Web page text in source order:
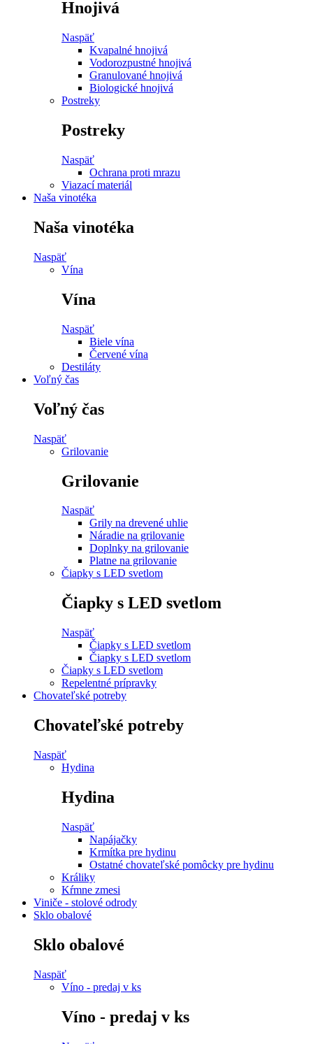
Hnojivá
Naspäť
Kvapalné hnojivá
Vodorozpustné hnojivá
Granulované hnojivá
Biologické hnojivá
Postreky
Postreky
Naspäť
Ochrana proti mrazu
Viazací materiál
Naša vinotéka
Naša vinotéka
Naspäť
Vína
Vína
Naspäť
Biele vína
Červené vína
Destiláty
Voľný čas
Voľný čas
Naspäť
Grilovanie
Grilovanie
Naspäť
Grily na drevené uhlie
Náradie na grilovanie
Doplnky na grilovanie
Platne na grilovanie
Čiapky s LED svetlom
Čiapky s LED svetlom
Naspäť
Čiapky s LED svetlom
Čiapky s LED svetlom
Čiapky s LED svetlom
Repelentné prípravky
Chovateľské potreby
Chovateľské potreby
Naspäť
Hydina
Hydina
Naspäť
Napájačky
Krmítka pre hydinu
Ostatné chovateľské pomôcky pre hydinu
Králiky
Kŕmne zmesi
Viniče - stolové odrody
Sklo obalové
Sklo obalové
Naspäť
Víno - predaj v ks
Víno - predaj v ks